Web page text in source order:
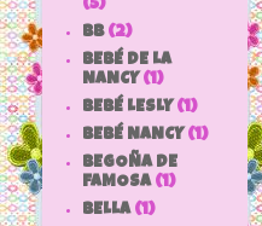
(5)
bb (2)
BEBÉ DE LA
NANCY (1)
BEBÉ LESLY (1)
BEBÉ NANCY (1)
BEGOÑA DE
FAMOSA (1)
BELLA (1)